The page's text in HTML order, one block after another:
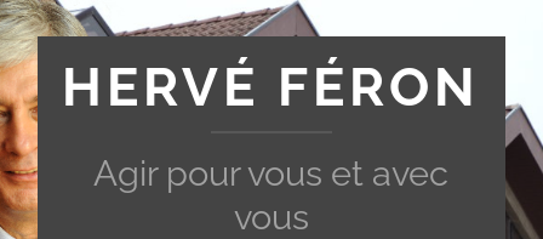
HERVÉ FÉRON
Agir pour vous et avec
vous